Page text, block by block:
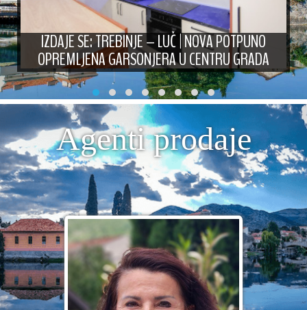
IZDAJE SE: TREBINJE – LUČ | NOVA POTPUNO
OPREMLJENA GARSONJERA U CENTRU GRADA
Agenti prodaje